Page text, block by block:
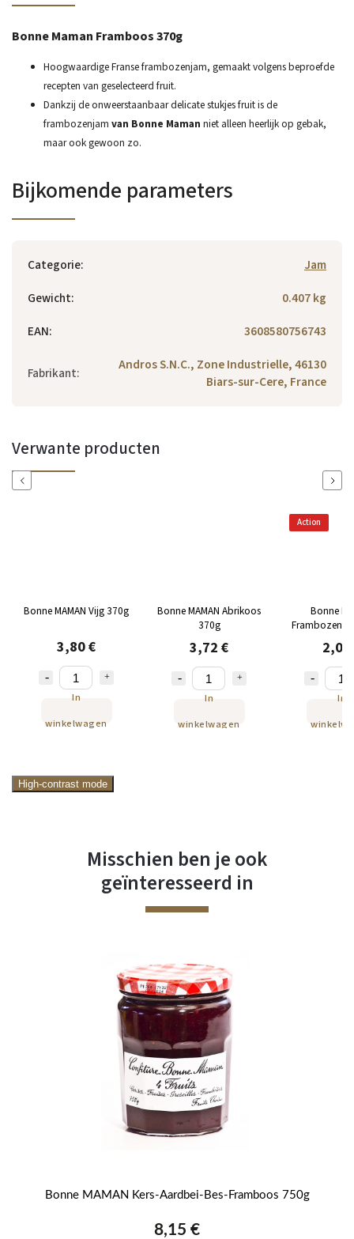
Bonne Maman Framboos 370g
Hoogwaardige Franse frambozenjam, gemaakt volgens beproefde
recepten van geselecteerd fruit.
Dankzij de onweerstaanbaar delicate stukjes fruit is de
frambozenjam van Bonne Maman niet alleen heerlijk op gebak,
maar ook gewoon zo.
Bijkomende parameters
Categorie:
Jam
Gewicht:
0.407 kg
EAN: 3608580756743
Fabrikant:
Andros S.N.C., Zone Industrielle, 46130
Biars-sur-Cere, France
Verwante producten
Previous
Bonne MAMAN Vijg 370g
3,80 €
In
winkelwagen
Bonne MAMAN Abrikoos
370g
3,72 €
In
winkelwagen
Action
Bonne
g
2,05
In
Next
High-contrast mode
Misschien ben je ook
geïnteresseerd in
Bonne MAMAN Kers-Aardbei-Bes-Framboos 750g
8,15 €